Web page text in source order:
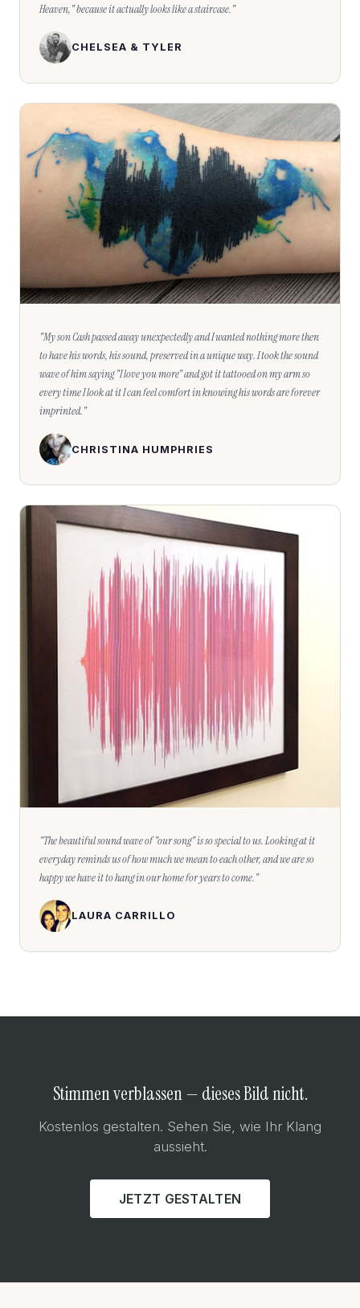
Heaven," because it actually looks like a staircase."
CHELSEA & TYLER
"My son Cash passed away unexpectedly and I wanted nothing more then
to have his words, his sound, preserved in a unique way. I took the sound
wave of him saying "I love you more" and got it tattooed on my arm so
every time I look at it I can feel comfort in knowing his words are forever
imprinted."
CHRISTINA HUMPHRIES
"The beautiful sound wave of "our song" is so special to us. Looking at it
everyday reminds us of how much we mean to each other, and we are so
happy we have it to hang in our home for years to come."
LAURA CARRILLO
Stimmen verblassen — dieses Bild nicht.
Kostenlos gestalten. Sehen Sie, wie Ihr Klang
aussieht.
JETZT GESTALTEN